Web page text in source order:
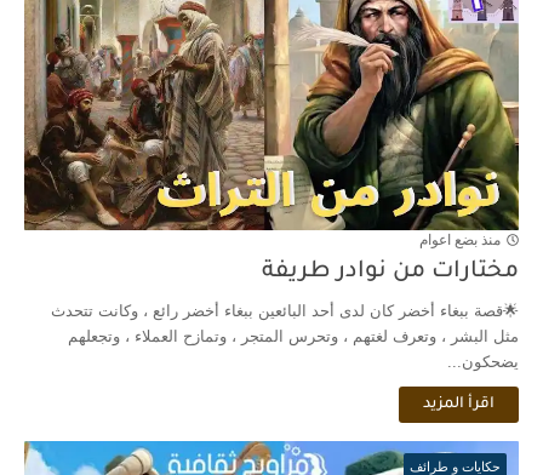
منذ بضع اعوام
مختارات من نوادر طريفة
🌟قصة ببغاء أخضر كان لدى أحد البائعين ببغاء أخضر رائع ، وكانت تتحدث
مثل البشر ، وتعرف لغتهم ، وتحرس المتجر ، وتمازح العملاء ، وتجعلهم
يضحكون...
اقرأ المزيد
حكايات و طرائف